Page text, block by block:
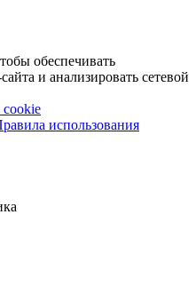
обеспечивать
и анализировать сетевой
cookie
использования